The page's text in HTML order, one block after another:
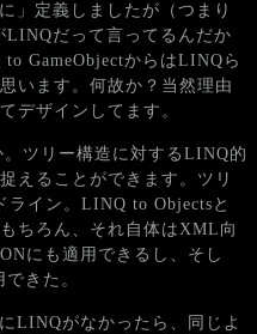
」定義しましたが（つまり
LINQだって言ってるんだか
GameObjectからはLINQら
います。何故か？当然理由
デザインしてます。
ツリー構造に対するLINQ的
えることができます。ツリ
ライン。LINQ to Objectsと
ちろん、それ自体はXML向
にも適用できるし、そし
きた。
LINQがなかったら、同じよ